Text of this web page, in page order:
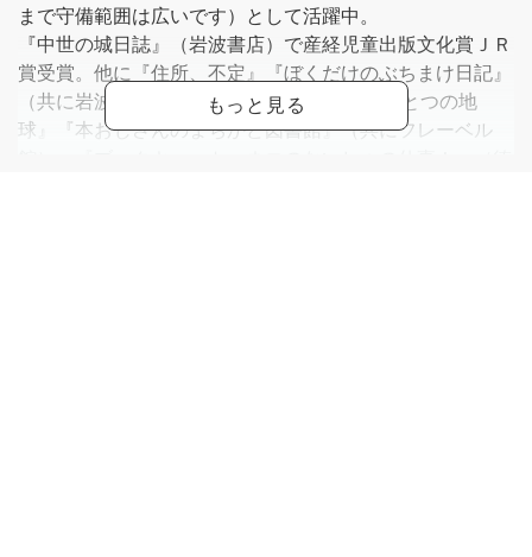
まで守備範囲は広いです）として活躍中。
『中世の城日誌』（岩波書店）で産経児童出版文化賞ＪＲ
賞受賞。他に『住所、不定』『ぼくだけのぶちまけ日記』
（共に岩波書店）、『ONE WORLDたったひとつの地
球』『本おじさんのまちかど図書館』（共にフレーベル